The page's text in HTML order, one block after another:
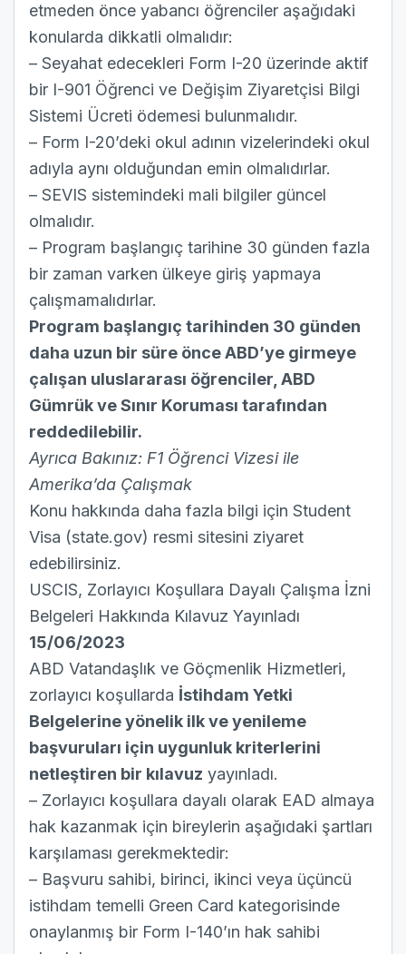
etmeden önce yabancı öğrenciler aşağıdaki
konularda dikkatli olmalıdır:
– Seyahat edecekleri Form I-20 üzerinde aktif
bir I-901 Öğrenci ve Değişim Ziyaretçisi Bilgi
Sistemi Ücreti ödemesi bulunmalıdır.
– Form I-20’deki okul adının vizelerindeki okul
adıyla aynı olduğundan emin olmalıdırlar.
– SEVIS sistemindeki mali bilgiler güncel
olmalıdır.
– Program başlangıç tarihine 30 günden fazla
bir zaman varken ülkeye giriş yapmaya
çalışmamalıdırlar.
Program başlangıç tarihinden 30 günden
daha uzun bir süre önce ABD’ye girmeye
çalışan uluslararası öğrenciler, ABD
Gümrük ve Sınır Koruması tarafından
reddedilebilir.
Ayrıca Bakınız: F1 Öğrenci Vizesi ile
Amerika’da Çalışmak
Konu hakkında daha fazla bilgi için Student
Visa (state.gov) resmi sitesini ziyaret
edebilirsiniz.
USCIS, Zorlayıcı Koşullara Dayalı Çalışma İzni
Belgeleri Hakkında Kılavuz Yayınladı
15/06/2023
ABD Vatandaşlık ve Göçmenlik Hizmetleri,
zorlayıcı koşullarda İstihdam Yetki
Belgelerine yönelik ilk ve yenileme
başvuruları için uygunluk kriterlerini
netleştiren bir kılavuz yayınladı.
– Zorlayıcı koşullara dayalı olarak EAD almaya
hak kazanmak için bireylerin aşağıdaki şartları
karşılaması gerekmektedir:
– Başvuru sahibi, birinci, ikinci veya üçüncü
istihdam temelli Green Card kategorisinde
onaylanmış bir Form I-140’ın hak sahibi